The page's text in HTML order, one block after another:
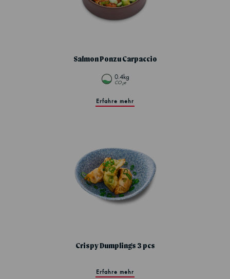
Salmon Ponzu Carpaccio
0.4kg
CO2e
Erfahre mehr
Crispy Dumplings 3 pcs
Erfahre mehr